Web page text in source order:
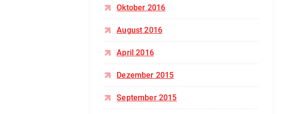
Oktober 2016
August 2016
April 2016
Dezember 2015
September 2015